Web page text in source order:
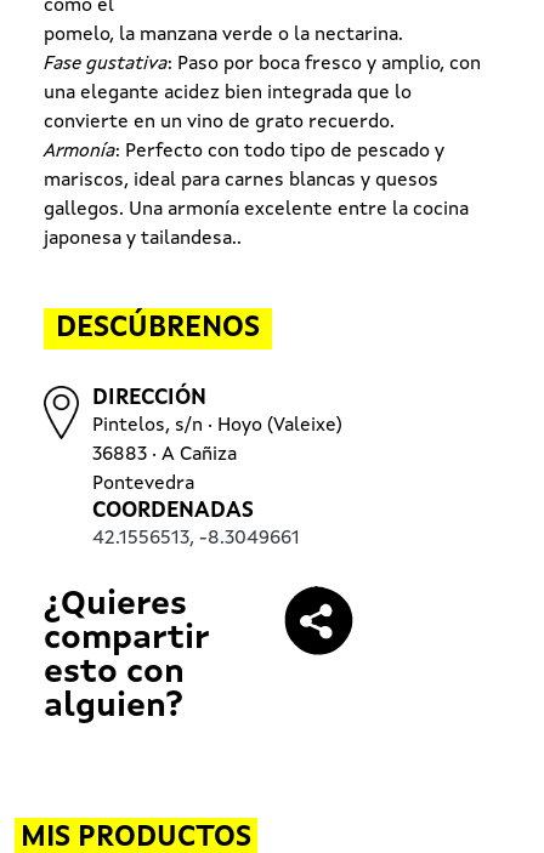
como el
pomelo, la manzana verde o la nectarina.
Fase gustativa: Paso por boca fresco y amplio, con
una elegante acidez bien integrada que lo
convierte en un vino de grato recuerdo.
Armonía: Perfecto con todo tipo de pescado y
mariscos, ideal para carnes blancas y quesos
gallegos. Una armonía excelente entre la cocina
japonesa y tailandesa..
DESCÚBRENOS
DIRECCIÓN
Pintelos, s/n · Hoyo (Valeixe)
36883 · A Cañiza
Pontevedra
COORDENADAS
42.1556513, -8.3049661
¿Quieres
compartir
esto con
alguien?
MIS PRODUCTOS